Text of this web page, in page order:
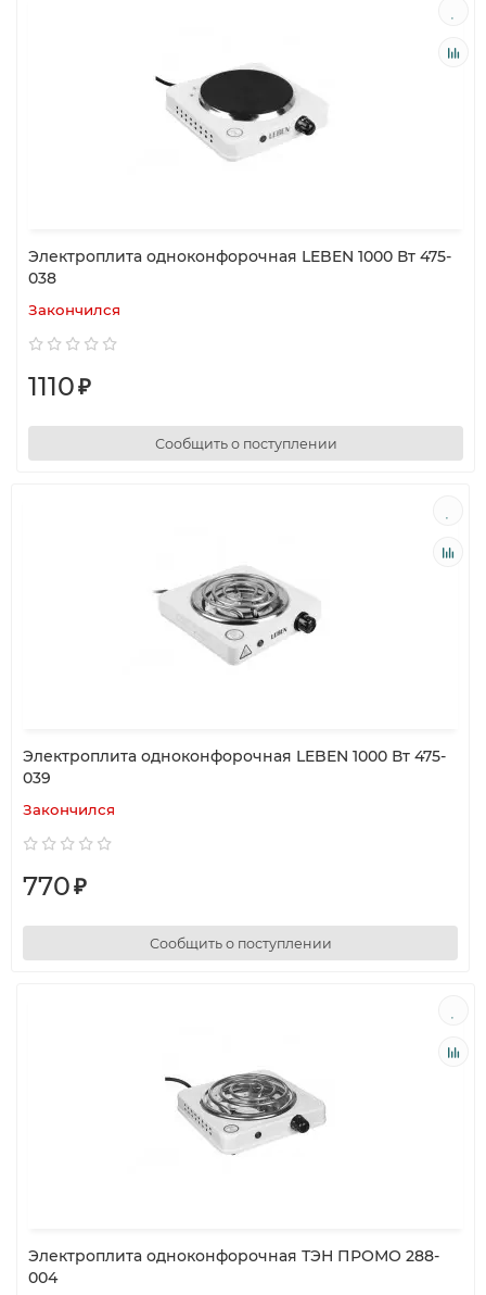
Электроплита одноконфорочная LEBEN 1000 Вт 475-
038
Закончился
1110₽
Сообщить о поступлении
Электроплита одноконфорочная LEBEN 1000 Вт 475-
039
Закончился
770₽
Сообщить о поступлении
Электроплита одноконфорочная ТЭН ПРОМО 288-
004